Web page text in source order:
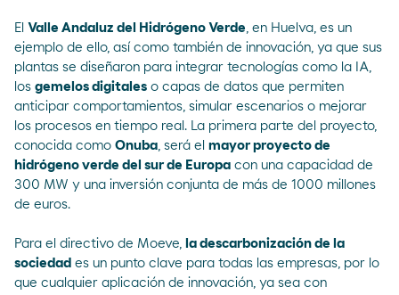
El Valle Andaluz del Hidrógeno Verde, en Huelva, es un
ejemplo de ello, así como también de innovación, ya que sus
plantas se diseñaron para integrar tecnologías como la IA,
los gemelos digitales o capas de datos que permiten
anticipar comportamientos, simular escenarios o mejorar
los procesos en tiempo real. La primera parte del proyecto,
conocida como Onuba, será el mayor proyecto de
hidrógeno verde del sur de Europa con una capacidad de
300 MW y una inversión conjunta de más de 1000 millones
de euros.
Para el directivo de Moeve, la descarbonización de la
sociedad es un punto clave para todas las empresas, por lo
que cualquier aplicación de innovación, ya sea con